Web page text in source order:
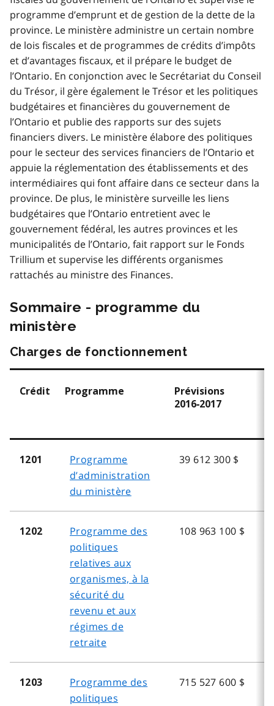
programme d’emprunt et de gestion de la dette de la
province. Le ministère administre un certain nombre
de lois fiscales et de programmes de crédits d’impôts
et d’avantages fiscaux, et il prépare le budget de
l’Ontario. En conjonction avec le Secrétariat du Conseil
du Trésor, il gère également le Trésor et les politiques
budgétaires et financières du gouvernement de
l’Ontario et publie des rapports sur des sujets
financiers divers. Le ministère élabore des politiques
pour le secteur des services financiers de l’Ontario et
appuie la réglementation des établissements et des
intermédiaires qui font affaire dans ce secteur dans la
province. De plus, le ministère surveille les liens
budgétaires que l’Ontario entretient avec le
gouvernement fédéral, les autres provinces et les
municipalités de l’Ontario, fait rapport sur le Fonds
Trillium et supervise les différents organismes
rattachés au ministre des Finances.
Sommaire - programme du
ministère
Charges de fonctionnement
Crédit Programme
Prévisions
2016‑2017
1201
Programme
d’administration
du ministère
39 612 300 $
1202
Programme des
politiques
relatives aux
organismes, à la
sécurité du
revenu et aux
régimes de
retraite
108 963 100 $
1203
Programme des
politiques
715 527 600 $